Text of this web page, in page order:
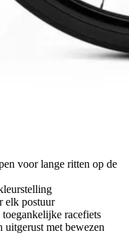
voor lange ritten op de
elk postuur
racefiets
met bewezen